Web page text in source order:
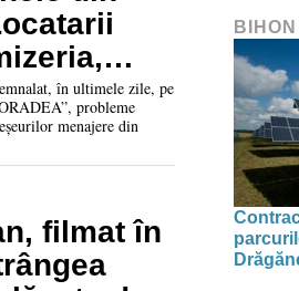
explică
în ultimele zile, pe
probleme
menajere din
filmat în